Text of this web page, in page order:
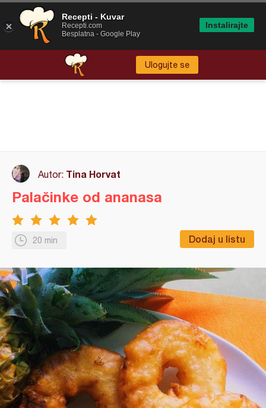
Ulogujte se
Autor: Tina Horvat
20 min Dodaj u listu
Palačinke od ananasa
Recepti - Kuvar
Recepti.com
Besplatna - Google Play
Instalirajte